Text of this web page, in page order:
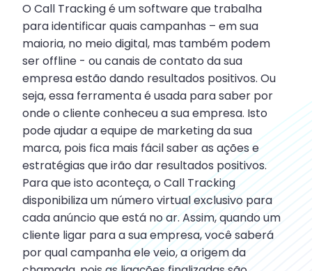
O Call Tracking é um software que trabalha
para identificar quais campanhas – em sua
maioria, no meio digital, mas também podem
ser offline - ou canais de contato da sua
empresa estão dando resultados positivos. Ou
seja, essa ferramenta é usada para saber por
onde o cliente conheceu a sua empresa. Isto
pode ajudar a equipe de marketing da sua
marca, pois fica mais fácil saber as ações e
estratégias que irão dar resultados positivos.
Para que isto aconteça, o Call Tracking
disponibiliza um número virtual exclusivo para
cada anúncio que está no ar. Assim, quando um
cliente ligar para a sua empresa, você saberá
por qual campanha ele veio, a origem da